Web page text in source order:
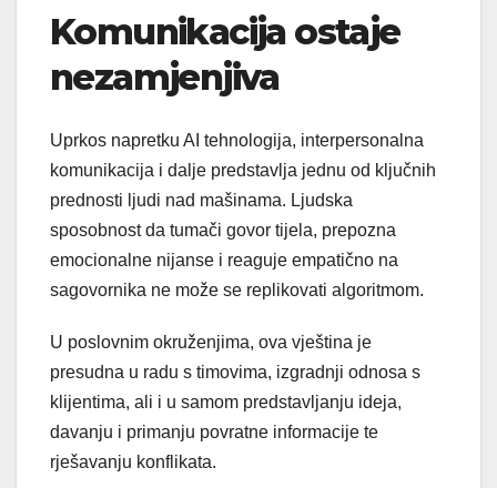
Komunikacija ostaje
nezamjenjiva
Uprkos napretku AI tehnologija, interpersonalna
komunikacija i dalje predstavlja jednu od ključnih
prednosti ljudi nad mašinama. Ljudska
sposobnost da tumači govor tijela, prepozna
emocionalne nijanse i reaguje empatično na
sagovornika ne može se replikovati algoritmom.
U poslovnim okruženjima, ova vještina je
presudna u radu s timovima, izgradnji odnosa s
klijentima, ali i u samom predstavljanju ideja,
davanju i primanju povratne informacije te
rješavanju konflikata.